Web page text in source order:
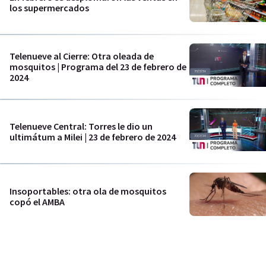
los supermercados
Telenueve al Cierre: Otra oleada de
mosquitos | Programa del 23 de febrero de
2024
Telenueve Central: Torres le dio un
ultimátum a Milei | 23 de febrero de 2024
Insoportables: otra ola de mosquitos
copó el AMBA